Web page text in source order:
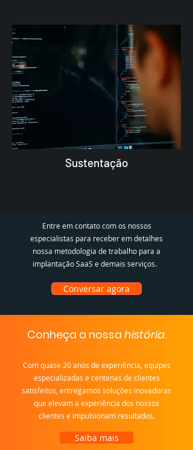
Sustentação
Entre em contato com os nossos
especialistas para receber em detalhes
nossa metodologia de trabalho para a
implantação SaaS e demais serviços.
Conversar agora
Conheça a nossa história.
Com quase 20 anos de experiência, equipes
especializadas e centenas de clientes
satisfeitos, entregamos soluções inovadoras
que elevam a experiência dos nossos
clientes e impulsionam resultados.
Saiba mais